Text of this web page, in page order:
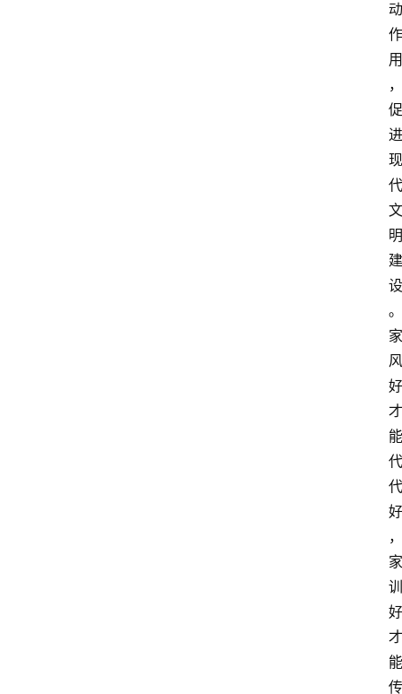
动
作
用
，
促
进
现
代
文
明
建
设
。
家
风
好
才
能
代
代
好
，
家
训
好
才
能
传